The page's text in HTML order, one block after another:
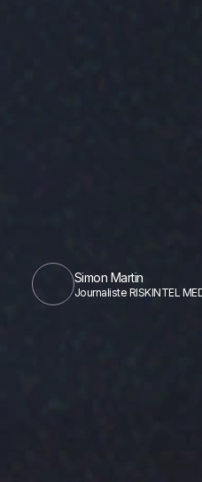
Simon Martin
Journaliste RISKINTEL